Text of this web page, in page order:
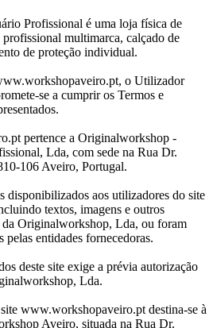
Profissional é uma loja física de
multimarca, calçado de
de proteção individual.
o Utilizador
se a cumprir os Termos e
pertence a Originalworkshop -
Lda, com sede na Rua Dr.
106 Aveiro, Portugal.
disponibilizados aos utilizadores do site
textos, imagens e outros
da Originalworkshop, Lda, ou foram
entidades fornecedoras.
deste site exige a prévia autorização
Lda.
www.workshopaveiro.pt destina-se à
Aveiro, situada na Rua Dr.